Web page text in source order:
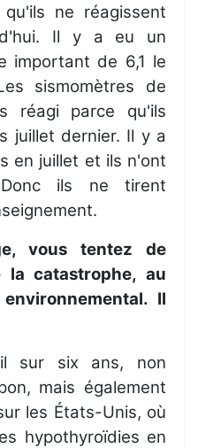
ne réagissent
Il y a eu un
important de 6,1 le
sismomètres de
réagi parce qu'ils
juillet dernier. Il y a
en juillet et ils n'ont
ils ne tirent
vous tentez de
catastrophe, au
Il
sur six ans, non
mais également
les États-Unis, où
hypothyroïdies en